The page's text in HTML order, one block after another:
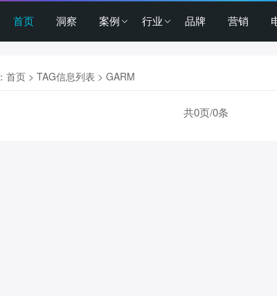
首页 洞察 案例 行业 品牌 营销
首页 > TAG信息列表 > GARM
共0页/0条